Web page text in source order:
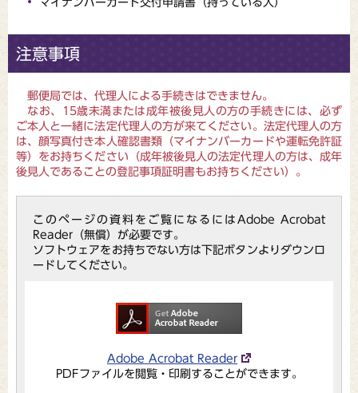
注意事項
郵便局では、代理人による手続きはできません。
なお、15歳未満または成年被後見人の方の手続きには、必ず
ご本人と一緒に法定代理人の方が来てください。法定代理人の方
は、顔写真付き本人確認書類（マイナンバーカードや運転免許証
等）をお持ちください（成年被後見人の法定代理人の方は、成年
後見人であることの登記事項証明書もお持ちください）。
このページの資料をご覧になるにはAdobe Acrobat
Reader（無償）が必要です。
ソフトウェアをお持ちでない方は下記ボタンよりダウンロ
ードしてください。
Adobe Acrobat Reader
PDFファイルを閲覧・印刷することができます。